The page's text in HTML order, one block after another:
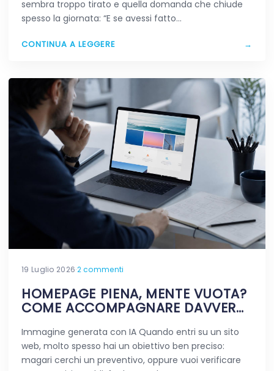
sembra troppo tirato e quella domanda che chiude
spesso la giornata: “E se avessi fatto…
CONTINUA A LEGGERE →
19 Luglio 2026·2 commenti
HOMEPAGE PIENA, MENTE VUOTA?
COME ACCOMPAGNARE DAVVERO
Immagine generata con IA Quando entri su un sito
web, molto spesso hai un obiettivo ben preciso:
magari cerchi un preventivo, oppure vuoi verificare